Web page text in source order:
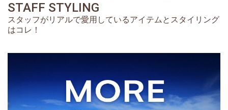
STAFF STYLING
スタッフがリアルで愛用しているアイテムとスタイリング
はコレ！